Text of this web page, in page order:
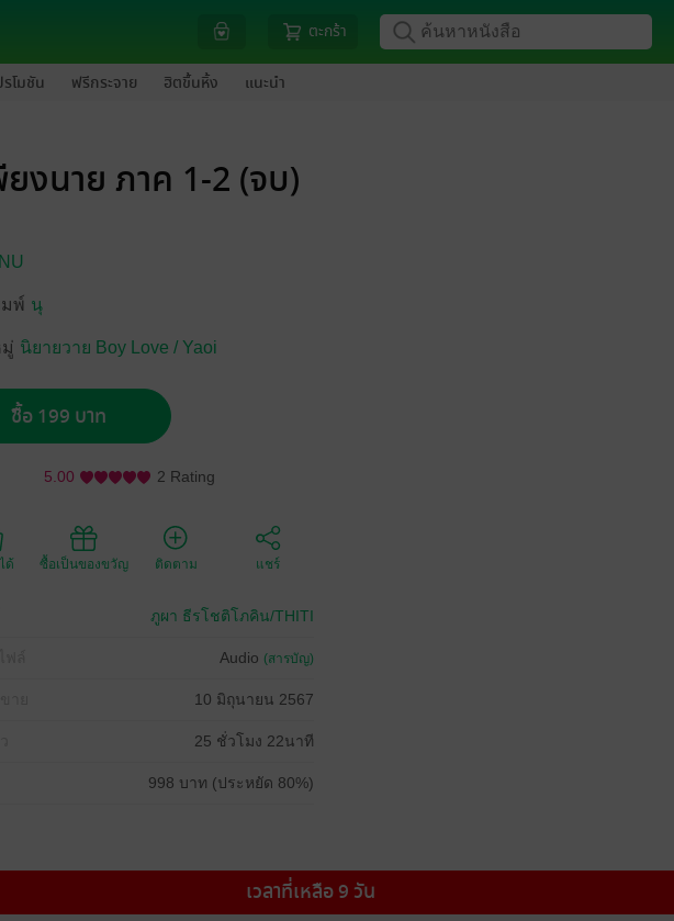
ตะกร้า
รโมชัน ฟรีกระจาย ฮิตขึ้นหิ้ง แนะนำ
งนาย ภาค 1-2 (จบ)
พ์ นุ
นิยายวาย Boy Love / Yaoi
ซื้อ 199 บาท
5.00 2 Rating
ด้ ซื้อเป็นของขวัญ ติดตาม แชร์
ภูผา ธีรโชติโภคิน/THITI
Audio (สารบัญ)
10 มิถุนายน 2567
25 ชั่วโมง 22นาที
998 บาท (ประหยัด 80%)
เวลาที่เหลือ 9 วัน